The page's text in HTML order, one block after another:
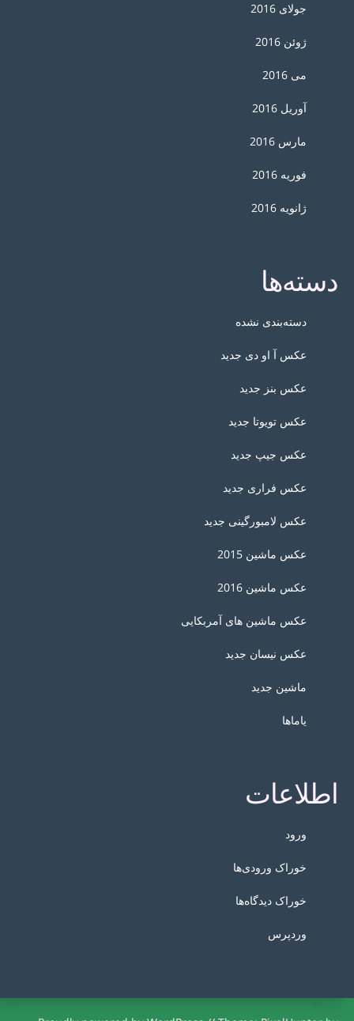
جولای 2016
ژوئن 2016
می 2016
آوریل 2016
مارس 2016
فوریه 2016
ژانویه 2016
دسته‌ها
دسته‌بندی نشده
عکس آ او دی جدید
عکس بنز جدید
عکس تویوتا جدید
عکس جیپ جدید
عکس فراری جدید
عکس لامبورگینی جدید
عکس ماشین 2015
عکس ماشین 2016
عکس ماشین های آمربکایی
عکس نیسان جدید
ماشین جدید
یاماها
اطلاعات
ورود
خوراک ورودی‌ها
خوراک دیدگاه‌ها
وردپرس